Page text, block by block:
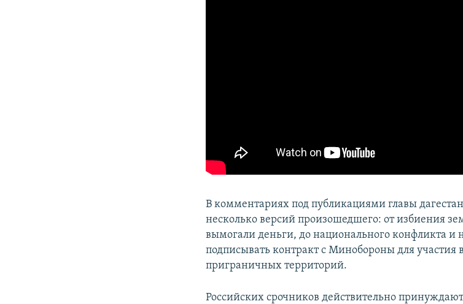
В комментариях под публикациями главы
несколько версий произошедшего: от избиения
вымогали деньги, до национального конфликта и
подписывать контракт с Минобороны для участия
приграничных территорий.
Российских срочников действительно